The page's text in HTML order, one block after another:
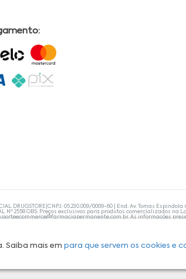
Saiba mais empara que servem os cookies e
DRUGSTORE|CNPJ: 05.230.009/0009-60 | End: Av. Tomas Espindola
Nº 2558 OBS: Preços exclusivos para produtos comercializados na
. As informações
um profissional da área médica. Apenas o médico está
médico deve ser consultado. A Farmácia Permanente trabalha
tranquilidade. A privacidade e a segurança dos clientes são
de produto em nosso estoque.